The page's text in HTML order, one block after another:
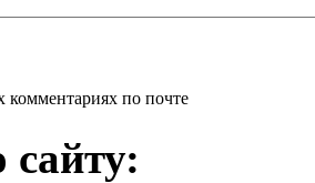
по почте